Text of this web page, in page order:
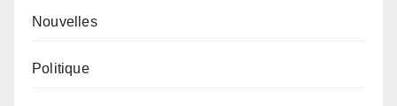
Nouvelles
Politique